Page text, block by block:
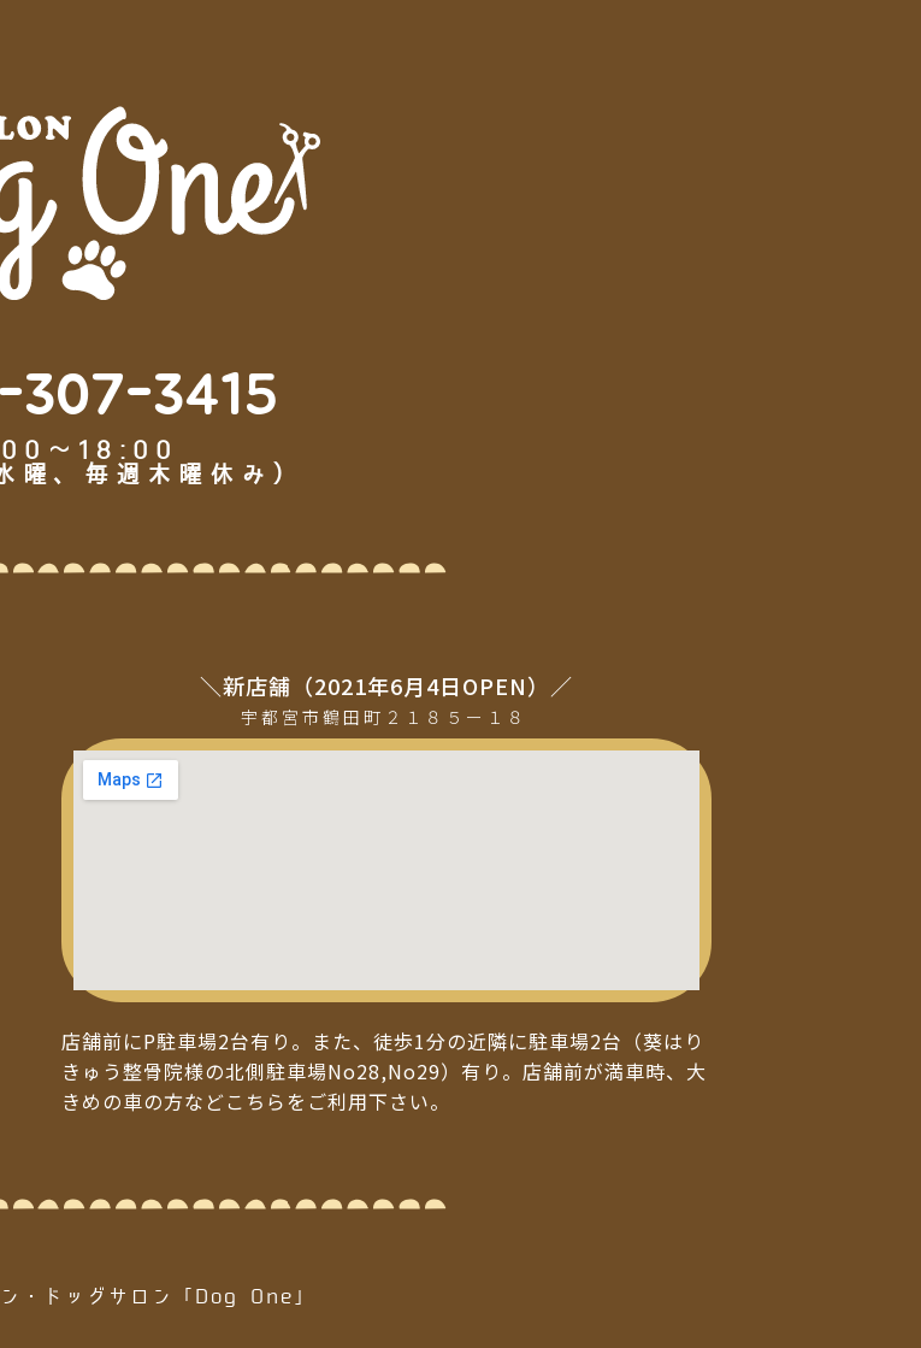
307-3415
～18:00
曜、毎週木曜休み）
＼新店舗（2021年6月4日OPEN）／
宇都宮市鶴田町２１８５ー１８
店舗前にP駐車場2台有り。また、徒歩1分の近隣に駐車場2台（葵はり
きゅう整骨院様の北側駐車場No28,No29）有り。店舗前が満車時、大
きめの車の方などこちらをご利用下さい。
・ドッグサロン「Dog One」